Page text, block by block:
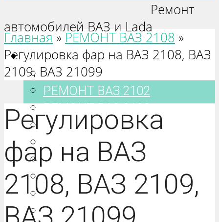
Ремонт
автомобилей ВАЗ и Lada
Ваз 2101-2115
РЕМОНТ ВАЗ 2101
РЕМОНТ ВАЗ 2102
РЕМОНТ ВАЗ 2103
РЕМОНТ ВАЗ 2104
РЕМОНТ ВАЗ 2105
РЕМОНТ ВАЗ 2106
РЕМОНТ ВАЗ 2107
РЕМОНТ ВАЗ 2108
РЕМОНТ ВАЗ 2109
Главная » РЕМОНТ ВАЗ 2108 »
Регулировка фар на ВАЗ 2108, ВАЗ
2109, ВАЗ 21099
Регулировка
фар на ВАЗ
2108, ВАЗ 2109,